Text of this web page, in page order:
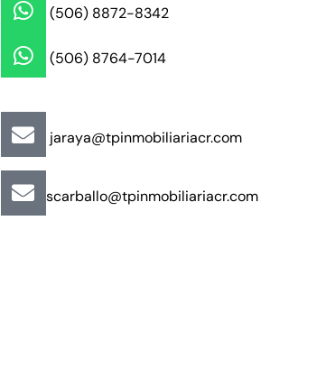
(506) 8872-8342
(506) 8764-7014
jaraya@tpinmobiliariacr.com
scarballo@tpinmobiliariacr.com